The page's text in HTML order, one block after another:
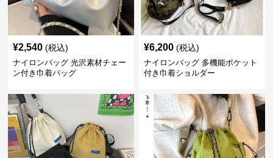
¥2,540 (税込)
ナイロンバッグ 光沢素材チェー
ン付き巾着バッグ
¥6,200 (税込)
ナイロンバッグ 多機能ポケット
付き巾着ショルダー